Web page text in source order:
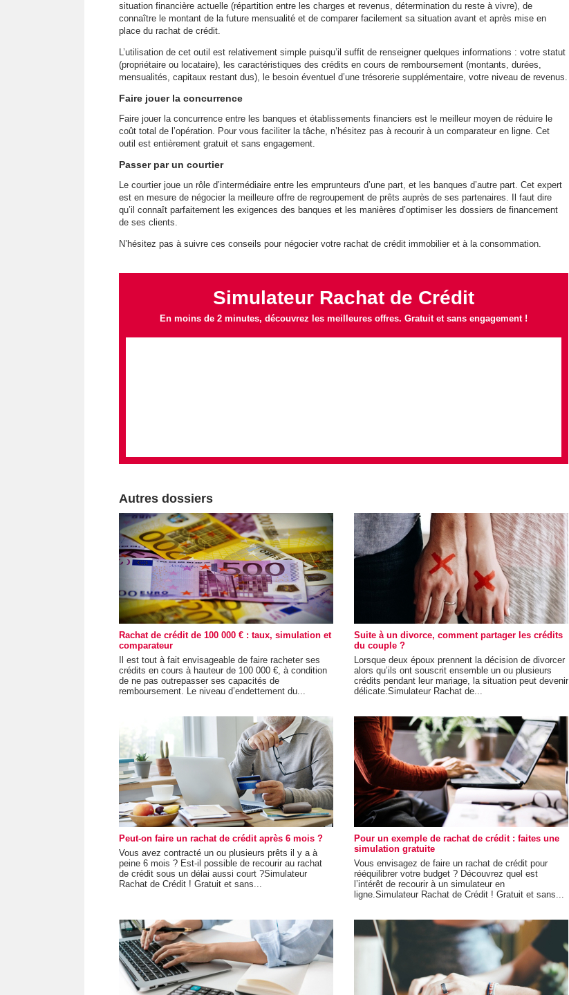
situation financière actuelle (répartition entre les charges et revenus, détermination du reste à vivre), de
connaître le montant de la future mensualité et de comparer facilement sa situation avant et après mise en
place du rachat de crédit.
L’utilisation de cet outil est relativement simple puisqu’il suffit de renseigner quelques informations : votre statut
(propriétaire ou locataire), les caractéristiques des crédits en cours de remboursement (montants, durées,
mensualités, capitaux restant dus), le besoin éventuel d’une trésorerie supplémentaire, votre niveau de revenus.
Faire jouer la concurrence
Faire jouer la concurrence entre les banques et établissements financiers est le meilleur moyen de réduire le
coût total de l’opération. Pour vous faciliter la tâche, n’hésitez pas à recourir à un comparateur en ligne. Cet
outil est entièrement gratuit et sans engagement.
Passer par un courtier
Le courtier joue un rôle d’intermédiaire entre les emprunteurs d’une part, et les banques d’autre part. Cet expert
est en mesure de négocier la meilleure offre de regroupement de prêts auprès de ses partenaires. Il faut dire
qu’il connaît parfaitement les exigences des banques et les manières d’optimiser les dossiers de financement
de ses clients.
N’hésitez pas à suivre ces conseils pour négocier votre rachat de crédit immobilier et à la consommation.
Simulateur Rachat de Crédit
En moins de 2 minutes, découvrez les meilleures offres. Gratuit et sans engagement !
Autres dossiers
Rachat de crédit de 100 000 € : taux, simulation et
comparateur
Il est tout à fait envisageable de faire racheter ses
crédits en cours à hauteur de 100 000 €, à condition
de ne pas outrepasser ses capacités de
remboursement. Le niveau d’endettement du...
Suite à un divorce, comment partager les crédits
du couple ?
Lorsque deux époux prennent la décision de divorcer
alors qu’ils ont souscrit ensemble un ou plusieurs
crédits pendant leur mariage, la situation peut devenir
délicate.Simulateur Rachat de...
Peut-on faire un rachat de crédit après 6 mois ?
Vous avez contracté un ou plusieurs prêts il y a à
peine 6 mois ? Est-il possible de recourir au rachat
de crédit sous un délai aussi court ?Simulateur
Rachat de Crédit ! Gratuit et sans...
Pour un exemple de rachat de crédit : faites une
simulation gratuite
Vous envisagez de faire un rachat de crédit pour
rééquilibrer votre budget ? Découvrez quel est
l’intérêt de recourir à un simulateur en
ligne.Simulateur Rachat de Crédit ! Gratuit et sans...